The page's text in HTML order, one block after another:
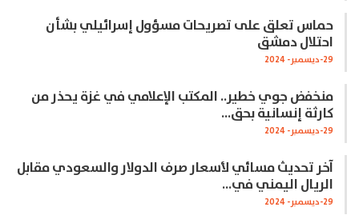
حماس تعلق على تصريحات مسؤول إسرائيلي بشأن
احتلال دمشق
29-ديسمبر- 2024
منخفض جوي خطير.. المكتب الإعلامي في غزة يحذر من
كارثة إنسانية بحق…
29-ديسمبر- 2024
آخر تحديث مسائي لأسعار صرف الدولار والسعودي مقابل
الريال اليمني في…
29-ديسمبر- 2024